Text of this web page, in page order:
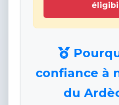
confiance à
du